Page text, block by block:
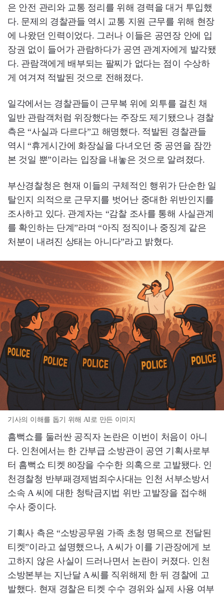
은 안전 관리와 교통 정리를 위해 경력을 대거 투입했
다. 문제의 경찰관들 역시 교통 지원 근무를 위해 현장
에 나왔던 인력이었다. 그러나 이들은 공연장 안에 입
장권 없이 들어가 관람하다가 공연 관계자에게 발각됐
다. 관람객에게 배부되는 팔찌가 없다는 점이 수상하
게 여겨져 적발된 것으로 전해졌다.
일각에서는 경찰관들이 근무복 위에 외투를 걸친 채
일반 관람객처럼 위장했다는 주장도 제기됐으나 경찰
측은 “사실과 다르다”고 해명했다. 적발된 경찰관들
역시 “휴게시간에 화장실을 다녀오던 중 공연을 잠깐
본 것일 뿐”이라는 입장을 내놓은 것으로 알려졌다.
부산경찰청은 현재 이들의 구체적인 행위가 단순한 일
탈인지 의적으로 근무지를 벗어난 중대한 위반인지를
조사하고 있다. 관계자는 “감찰 조사를 통해 사실관계
를 확인하는 단계”라며 “아직 정직이나 중징계 같은
처분이 내려진 상태는 아니다”라고 밝혔다.
기사의 이해를 돕기 위해 AI로 만든 이미지
흠뻑쇼를 둘러싼 공직자 논란은 이번이 처음이 아니
다. 인천에서는 한 간부급 소방관이 공연 기획사로부
터 흠뻑쇼 티켓 80장을 수수한 의혹으로 고발됐다. 인
천경찰청 반부패경제범죄수사대는 인천 서부소방서
소속 A 씨에 대한 청탁금지법 위반 고발장을 접수해
수사 중이다.
기획사 측은 “소방공무원 가족 초청 명목으로 전달된
티켓”이라고 설명했으나, A 씨가 이를 기관장에게 보
고하지 않은 사실이 드러나면서 논란이 커졌다. 인천
소방본부는 지난달 A 씨를 직위해제 한 뒤 경찰에 고
발했다. 현재 경찰은 티켓 수수 경위와 실제 사용 여부